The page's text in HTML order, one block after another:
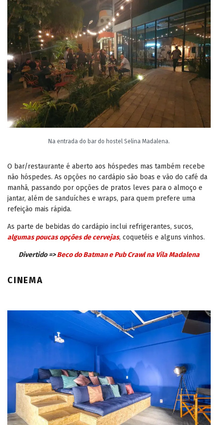
Na entrada do bar do hostel Selina Madalena.
O bar/restaurante é aberto aos hóspedes mas também recebe
não hóspedes. As opções no cardápio são boas e vão do café da
manhã, passando por opções de pratos leves para o almoço e
jantar, além de sanduíches e wraps, para quem prefere uma
refeição mais rápida.
As parte de bebidas do cardápio inclui refrigerantes, sucos,
algumas poucas opções de cervejas, coquetéis e alguns vinhos.
Divertido =>Beco do Batman e Pub Crawl na Vila Madalena
CINEMA